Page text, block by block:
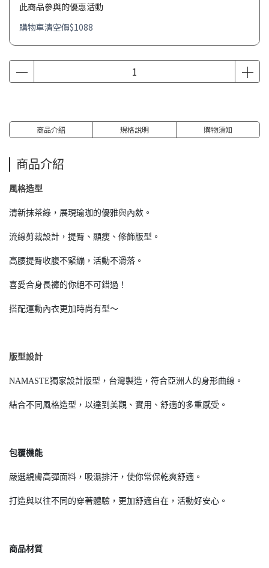
此商品參與的優惠活動
購物車清空價$1088
商品介紹 規格說明 購物須知
商品介紹
風格造型
清新抹茶綠，展現瑜珈的優雅與內斂。
流線剪裁設計，提臀、顯瘦、修飾版型。
高腰提臀收腹不緊繃，活動不滑落。
喜愛合身長褲的你絕不可錯過！
搭配運動內衣更加時尚有型～
版型設計
NAMASTE獨家設計版型，台灣製造，符合亞洲人的身形曲線。
結合不同風格造型，以達到美觀、實用、舒適的多重感受。
包覆機能
嚴選親膚高彈面料，吸濕排汗，使你常保乾爽舒適。
打造與以往不同的穿著體驗，更加舒適自在，活動好安心。
商品材質